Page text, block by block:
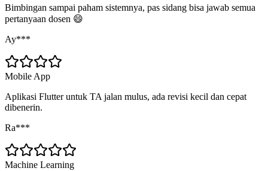
Bimbingan sampai paham sistemnya, pas sidang bisa jawab semua
pertanyaan dosen 😄
Ay***
Mobile App
Aplikasi Flutter untuk TA jalan mulus, ada revisi kecil dan cepat
dibenerin.
Ra***
Machine Learning